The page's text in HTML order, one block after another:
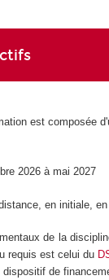
est composée
2026 à mai 2027
en initiale,
de la
requis est celui du
de